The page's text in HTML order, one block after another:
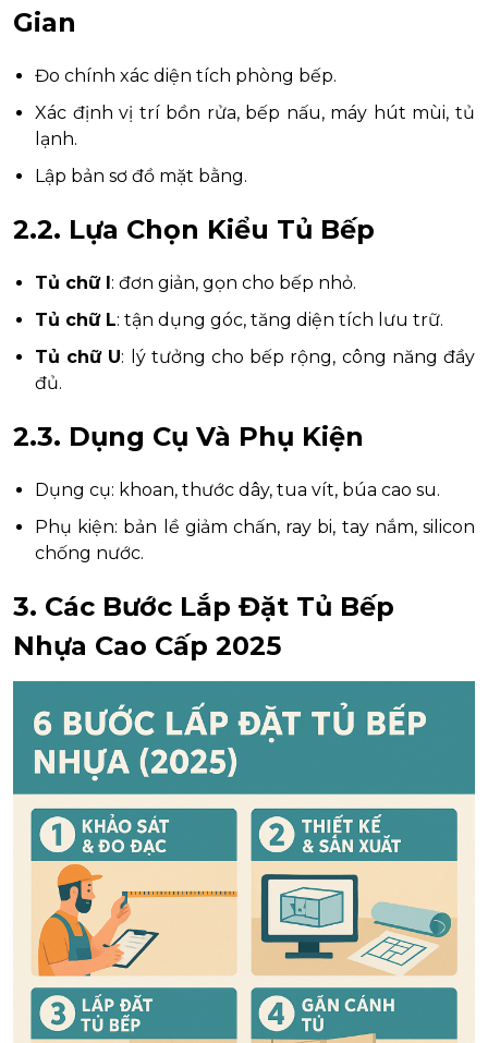
Gian
Đo chính xác diện tích phòng bếp.
Xác định vị trí bồn rửa, bếp nấu, máy hút mùi, tủ
lạnh.
Lập bản sơ đồ mặt bằng.
2.2. Lựa Chọn Kiểu Tủ Bếp
Tủ chữ I: đơn giản, gọn cho bếp nhỏ.
Tủ chữ L: tận dụng góc, tăng diện tích lưu trữ.
Tủ chữ U: lý tưởng cho bếp rộng, công năng đầy
đủ.
2.3. Dụng Cụ Và Phụ Kiện
Dụng cụ: khoan, thước dây, tua vít, búa cao su.
Phụ kiện: bản lề giảm chấn, ray bi, tay nắm, silicon
chống nước.
3. Các Bước Lắp Đặt Tủ Bếp
Nhựa Cao Cấp 2025